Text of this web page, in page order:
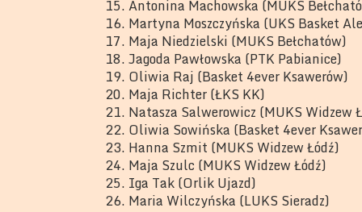
15. Antonina Machowska (MUKS
16. Martyna Moszczyńska (UKS Basket
17. Maja Niedzielski (MUKS Bełchatów)
18. Jagoda Pawłowska (PTK Pabianice)
19. Oliwia Raj (Basket 4ever Ksawerów)
20. Maja Richter (ŁKS KK)
21. Natasza Salwerowicz (MUKS Widzew
22. Oliwia Sowińska (Basket 4ever
23. Hanna Szmit (MUKS Widzew Łódź)
24. Maja Szulc (MUKS Widzew Łódź)
25. Iga Tak (Orlik Ujazd)
26. Maria Wilczyńska (LUKS Sieradz)